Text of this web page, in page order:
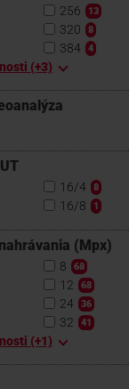
256 13
320 8
384 4
(+3)
16/4 8
16/8 1
(Mpx)
8 68
12 68
24 36
32 41
(+1)